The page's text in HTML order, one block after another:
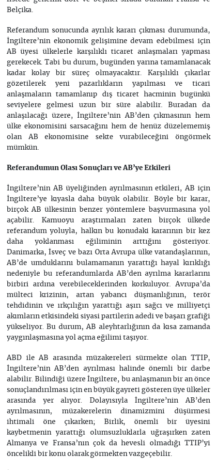
Belçika.
Referandum sonucunda ayrılık kararı çıkması durumunda,
İngiltere’nin ekonomik gelişimine devam edebilmesi için
AB üyesi ülkelerle karşılıklı ticaret anlaşmaları yapması
gerekecek. Tabi bu durum, bugünden yarına tamamlanacak
kadar kolay bir süreç olmayacaktır. Karşılıklı çıkarlar
gözetilerek yeni pazarlıkların yapılması ve ticari
anlaşmaların tamamlanıp dış ticaret hacminin bugünkü
seviyelere gelmesi uzun bir süre alabilir. Buradan da
anlaşılacağı üzere, İngiltere’nin AB’den çıkmasının hem
ülke ekonomisini sarsacağını hem de henüz düzelememiş
olan AB ekonomisine sekte vurabileceğini öngörmek
mümkün.
Referandumun Olası Sonuçları ve AB’ye Etkileri
İngiltere’nin AB üyeliğinden ayrılmasının etkileri, AB için
İngiltere’ye kıyasla daha büyük olabilir. Böyle bir karar,
birçok AB ülkesinin benzer yöntemlere başvurmasına yol
açabilir. Kamuoyu araştırmaları zaten birçok ülkede
referandum yoluyla, halkın bu konudaki kararının bir kez
daha yoklanması eğiliminin arttığını gösteriyor.
Danimarka, İsveç ve bazı Orta Avrupa ülke vatandaşlarının,
AB’de umduklarını bulamamanın yarattığı hayal kırıklığı
nedeniyle bu referandumlarda AB’den ayrılma kararlarını
birbiri ardına verebileceklerinden korkuluyor. Avrupa’da
mülteci krizinin, artan yabancı düşmanlığının, terör
tehdidinin ve ırkçılığın yarattığı aşırı sağcı ve milliyetçi
akımların etkisindeki siyasi partilerin adedi ve başarı grafiği
yükseliyor. Bu durum, AB aleyhtarlığının da kısa zamanda
yaygınlaşmasına yol açma eğilimi taşıyor.
ABD ile AB arasında müzakereleri sürmekte olan TTIP,
İngiltere’nin AB’den ayrılması halinde önemli bir darbe
alabilir. Bilindiği üzere İngiltere, bu anlaşmanın bir an önce
sonuçlandırılması için en büyük gayreti gösteren üye ülkeler
arasında yer alıyor. Dolayısıyla İngiltere’nin AB’den
ayrılmasının, müzakerelerin dinamizmini düşürmesi
ihtimali öne çıkarken; Birlik, önemli bir üyesini
kaybetmenin yarattığı olumsuzluklarla uğraşırken zaten
Almanya ve Fransa’nın çok da hevesli olmadığı TTIP’yi
öncelikli bir konu olarak görmekten vazgeçebilir.